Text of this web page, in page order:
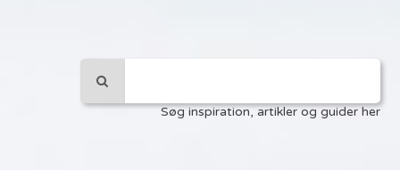
Søg inspiration, artikler og guider her